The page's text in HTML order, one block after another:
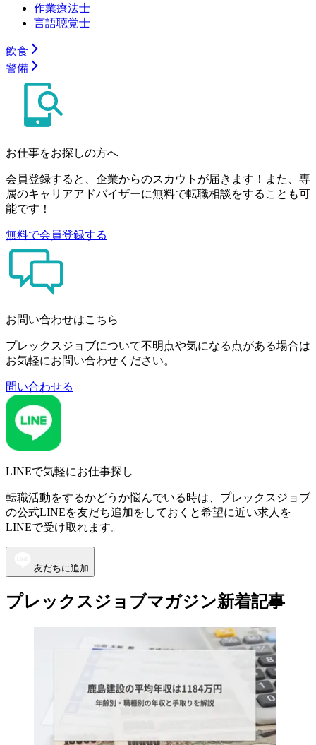
作業療法士
言語聴覚士
飲食
警備
お仕事をお探しの方へ
会員登録すると、企業からのスカウトが届きます！また、専
属のキャリアアドバイザーに無料で転職相談をすることも可
能です！
無料で会員登録する
お問い合わせはこちら
プレックスジョブについて不明点や気になる点がある場合は
お気軽にお問い合わせください。
問い合わせる
LINEで気軽にお仕事探し
転職活動をするかどうか悩んでいる時は、プレックスジョブ
の公式LINEを友だち追加をしておくと希望に近い求人を
LINEで受け取れます。
友だちに追加
プレックスジョブマガジン新着記事